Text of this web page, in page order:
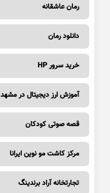
رمان عاشقانه
دانلود رمان
خرید سرور HP
آموزش ارز دیجیتال در مشهد
قصه صوتی کودکان
مرکز کاشت مو نوین ایرانا
تجارتخانه آراد برندینگ